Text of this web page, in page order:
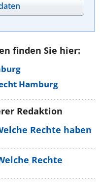
finden Sie hier:
Hamburg
Redaktion
Rechte haben
Rechte